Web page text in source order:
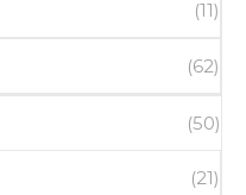
(11)
(62)
(50)
(21)